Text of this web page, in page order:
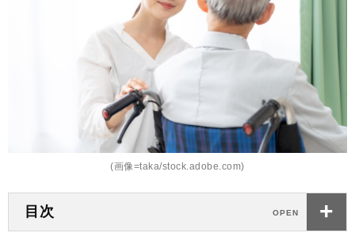
(画像=taka/stock.adobe.com)
目次